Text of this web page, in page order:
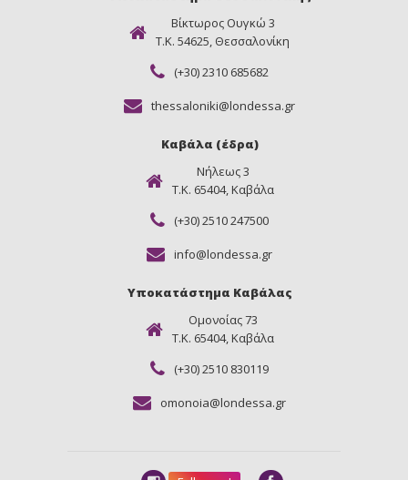
Βίκτωρος Ουγκώ 3
Τ.Κ. 54625, Θεσσαλονίκη
(+30) 2310 685682
thessaloniki@londessa.gr
Καβάλα (έδρα)
Νήλεως 3
Τ.Κ. 65404, Καβάλα
(+30) 2510 247500
info@londessa.gr
Υποκατάστημα Καβάλας
Ομονοίας 73
Τ.Κ. 65404, Καβάλα
(+30) 2510 830119
omonoia@londessa.gr